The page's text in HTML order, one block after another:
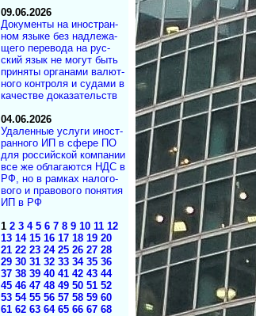
09.06.2026
Документы на ино­ст­ран­
ном язы­ке без над­ле­жа­
ще­го пе­ре­во­да на рус­
ский язык не мо­гут быть
при­ня­ты ор­га­на­ми ва­лют­
но­го кон­т­ро­ля и су­да­ми в
ка­че­ст­ве до­ка­за­те­ль­ств
04.06.2026
Удаленные услуги ино­ст­
ран­но­го ИП в сфе­ре ПО
для рос­сий­с­кой ком­па­нии
все же об­ла­га­ю­т­ся НДС в
РФ, но в рам­ках на­ло­го­
во­го и пра­во­во­го по­ня­тия
ИП в РФ
1 2 3 4 5 6 7 8 9 10 11 12
13 14 15 16 17 18 19 20
21 22 23 24 25 26 27 28
29 30 31 32 33 34 35 36
37 38 39 40 41 42 43 44
45 46 47 48 49 50 51 52
53 54 55 56 57 58 59 60
61 62 63 64 65 66 67 68